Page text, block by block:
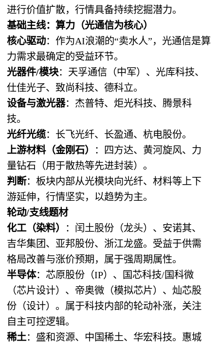
进行价值扩散，行情具备持续挖掘潜力。
基础主线：算力（光通信为核心）
核心驱动：作为AI浪潮的“卖水人”，光通信是算
力需求最确定的受益环节。
光器件/模块：天孚通信（中军）、光库科技、
仕佳光子、致尚科技、德科立。
设备与激光器：杰普特、炬光科技、腾景科
技。
光纤光缆：长飞光纤、长盈通、杭电股份。
上游材料（金刚石）
：四方达、黄河旋风、力
量钻石（用于散热等先进封装）。
判断：板块内部从光模块向光纤、材料等上下
游延伸，行情坚实，以趋势为主。
轮动/支线题材
化工（染料）
：闰土股份（龙头）、安诺其、
吉华集团、亚邦股份、浙江龙盛。受益于供需
格局改善与涨价预期，属于强周期属性。
半导体：芯原股份（IP）、国芯科技/国科微
（芯片设计）、帝奥微（模拟芯片）、灿芯股
份（设计）。属于科技内部的轮动补涨，关注
自主可控逻辑。
稀土：盛和资源、中国稀土、华宏科技。惠城